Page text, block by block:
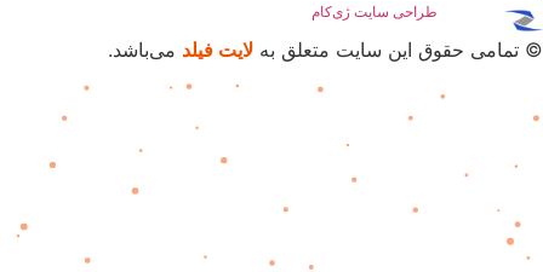
طراحی سایت ژی‌کام
© تمامی حقوق این سایت متعلق به لایت فیلد می‌باشد.